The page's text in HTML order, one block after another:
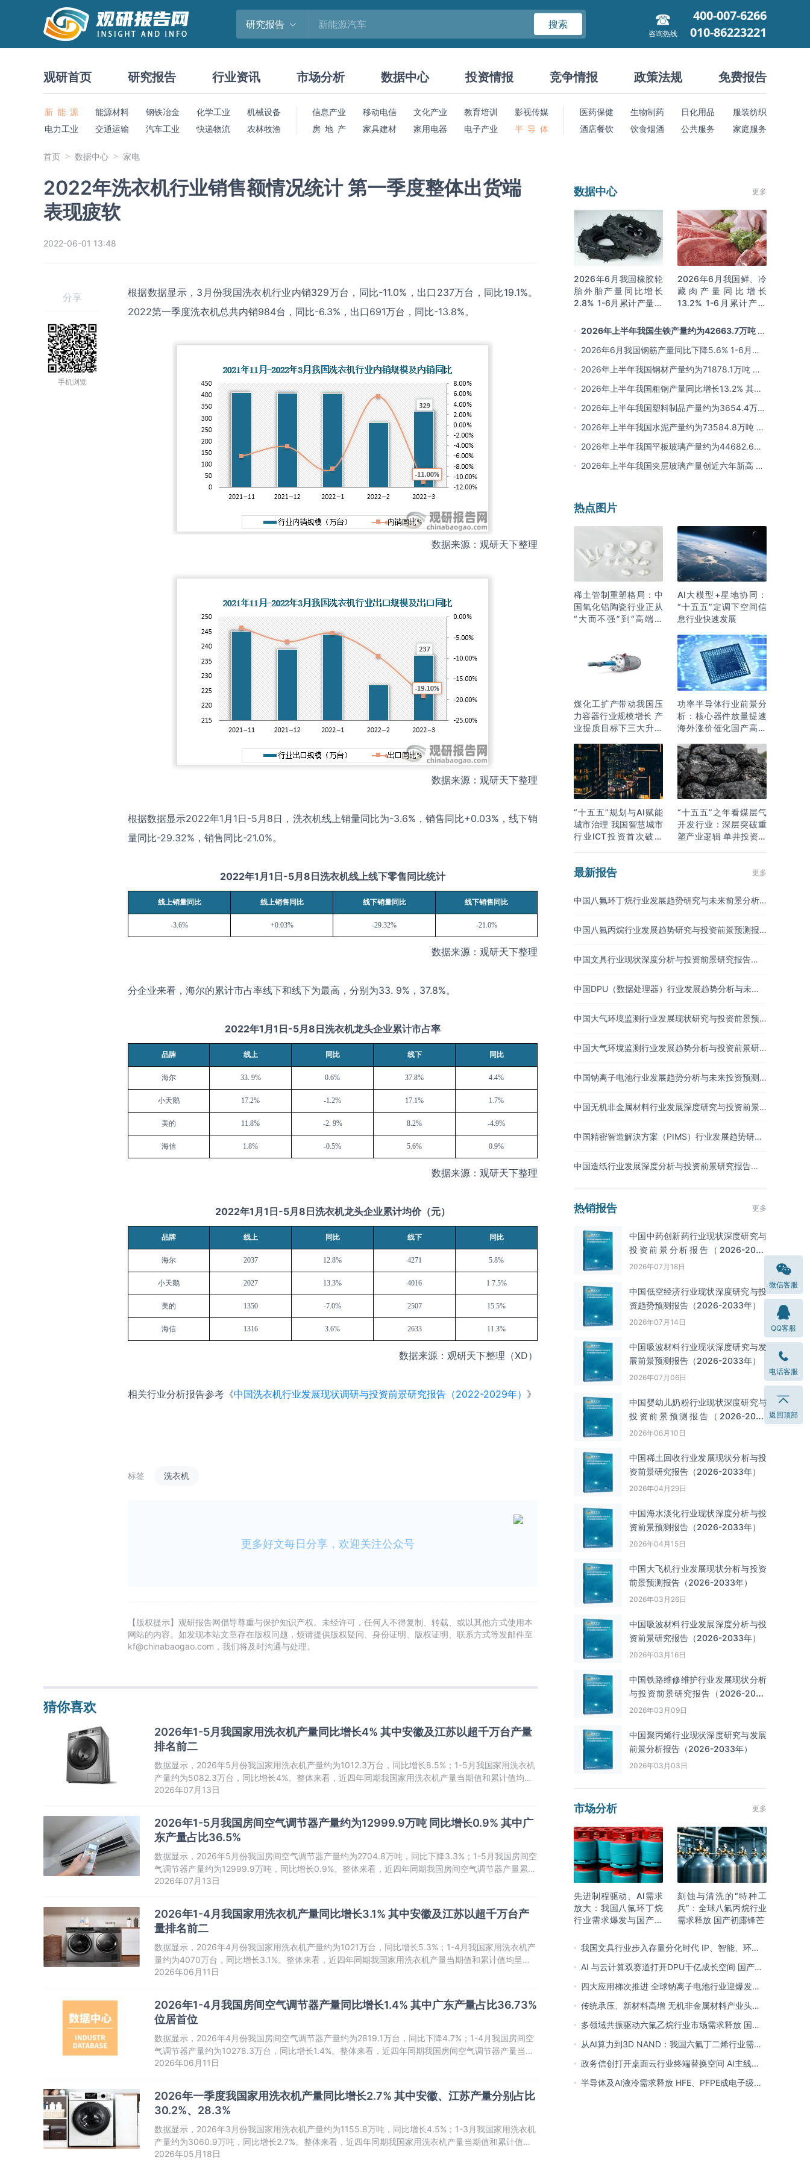
研究报告 搜索
咨询热线
400-007-6266
010-86223221
观研首页 研究报告 行业资讯 市场分析 数据中心 投资情报 竞争情报 政策法规 免费报告
新 能 源 能源材料 钢铁冶金 化学工业
机械设备
电力工业
交通运输 汽车工业 快递物流 农林牧渔
信息产业 移动电信 文化产业 教育培训
影视传媒
房 地 产
家具建材 家用电器 电子产业 半 导 体
医药保健 生物制药 日化用品
服装纺织
酒店餐饮
饮食烟酒 公共服务 家庭服务
首页 数据中心 家电
2022年洗衣机行业销售额情况统计 第一季度整体出货端
表现疲软
2022-06-01 13:48
分享
手机浏览
根据数据显示， 3 月份我国洗衣机行业内销329万台，同比-11.0% ，出口 237万台，同比19.1%。
2022第一季度洗衣机总共内销984台，同比-6.3% ，出口691万台，同比-13.8%。
数据来源：观研天下整理
数据来源：观研天下整理
根据数据显示2022年1月 1日-5月 8日，洗衣机线上销量同比为-3.6% ，销售同比+0.03% ，线下销
量同比-29.32% ，销售同比-21.0%。
2022年1 月 1 日-5月 8 日洗衣机线上线下零售同比统计
线上销量同比 线上销售同比 线下销量同比 线下销售同比
-3.6% +0.03% -29.32% -21.0%
数据来源：观研天下整理
分企业来看，海尔的累计市占率线下和线下为最高，分别为33. 9% ， 37.8%。
2022年1 月 1 日-5月 8 日洗衣机龙头企业累计市占率
品牌 线上 同比 线下 同比
海尔 33. 9% 0.6% 37.8% 4.4%
小天鹅 17.2% -1.2% 17.1% 1.7%
美的 11.8% -2. 9% 8.2% -4.9%
海信 1.8% -0.5% 5.6% 0.9%
数据来源：观研天下整理
2022年1 月 1 日-5月 8 日洗衣机龙头企业累计均价（元）
品牌 线上 同比 线下 同比
海尔 2037 12.8% 4271 5.8%
小天鹅 2027 13.3% 4016 1 7.5%
美的 1350 -7.0% 2507 15.5%
海信 1316 3.6% 2633 11.3%
数据来源：观研天下整理（XD）
相关行业分析报告参考《中国洗衣机行业发展现状调研与投资前景研究报告（2022-2029年） 》
标签 洗衣机
更多好文每日分享，欢迎关注公众号
【版权提示】观研报告网倡导尊重与保护知识产权。未经许可，任何人不得复制、转载、或以其他方式使用本
网站的内容。如发现本站文章存在版权问题，烦请提供版权疑问、身份证明、版权证明、联系方式等发邮件至
kf@chinabaogao.com，我们将及时沟通与处理。
猜你喜欢
2026年1-5月我国家用洗衣机产量同比增长4% 其中安徽及江苏以超千万台产量
排名前二
数据显示，2026年5月份我国家用洗衣机产量约为1012.3万台，同比增长8.5%；1-5月我国家用洗衣机
产量约为5082.3万台，同比增长4%。整体来看，近四年同期我国家用洗衣机产量当期值和累计值均呈
增长走势。
2026年07月13日
2026年1-5月我国房间空气调节器产量约为12999.9万吨 同比增长0.9% 其中广
东产量占比36.5%
数据显示，2026年5月份我国房间空气调节器产量约为2704.8万吨，同比下降3.3%；1-5月我国房间空
气调节器产量约为12999.9万吨，同比增长0.9%。整体来看，近四年同期我国房间空气调节器产量累计
值呈先升后降走势。
2026年07月13日
2026年1-4月我国家用洗衣机产量同比增长3.1% 其中安徽及江苏以超千万台产
量排名前二
数据显示，2026年4月份我国家用洗衣机产量约为1021万台，同比增长5.3%；1-4月我国家用洗衣机产
量约为4070万台，同比增长3.1%。整体来看，近四年同期我国家用洗衣机产量当期值和累计值均呈增
长走势。
2026年06月11日
2026年1-4月我国房间空气调节器产量同比增长1.4% 其中广东产量占比36.73%
位居首位
数据显示，2026年4月份我国房间空气调节器产量约为2819.1万台，同比下降4.7%；1-4月我国房间空
气调节器产量约为10278.3万台，同比增长1.4%。整体来看，近四年同期我国房间空气调节器产量当期
值、累计值均呈先升后降走势。
2026年06月11日
2026年一季度我国家用洗衣机产量同比增长2.7% 其中安徽、江苏产量分别占比
30.2%、28.3%
数据显示，2026年3月份我国家用洗衣机产量约为1155.8万吨，同比增长4.5%；1-3月我国家用洗衣机
产量约为3060.9万吨，同比增长2.7%。整体来看，近四年同期我国家用洗衣机产量当期值和累计值均
呈增长走势。
2026年05月18日
数据中心 更多
2026年6月我国橡胶轮
胎外胎产量同比增长
2.8% 1-6月累计产量同
2026年6月我国鲜、冷
藏肉产量同比增长
13.2% 1-6月累计产量
2026年上半年我国生铁产量约为42663.7万吨 同
比下降2.8% 其中河北产量占比22.7%排名第一
2026年6月我国钢筋产量同比下降5.6% 1-6月累
计产量同比下降10.7%
2026年上半年我国钢材产量约为71878.1万吨 同
比下降0.9% 其中河北以超亿吨产量排名第一
2026年上半年我国粗钢产量同比增长13.2% 其中
河北产量占比21.5%位居首位
2026年上半年我国塑料制品产量约为3654.4万吨
其中江苏、浙江产量分别占比18.9%、16.0%
2026年上半年我国水泥产量约为73584.8万吨 同
比下降8% 其中广东、浙江和安徽分别排名前三
2026年上半年我国平板玻璃产量约为44682.6万
重量箱 同比下降5.7% 其中河北产量最多 占比
2026年上半年我国夹层玻璃产量创近六年新高 约
热点图片
稀土管制重塑格局：中
国氧化铝陶瓷行业正从
“大而不强”到“高端突
AI大模型+星地协同：
“十五五”定调下空间信
息行业快速发展
煤化工扩产带动我国压
力容器行业规模增长 产
业提质目标下三大升级
功率半导体行业前景分
析：核心器件放量提速
海外涨价催化国产高端
“十五五”规划与AI赋能
城市治理 我国智慧城市
行业ICT投资首次破万
“十五五”之年看煤层气
开发行业：深层突破重
塑产业逻辑 单井投资成
最新报告 更多
中国八氟环丁烷行业发展趋势研究与未来前景分析
中国八氟丙烷行业发展趋势研究与投资前景预测报
中国文具行业现状深度分析与投资前景研究报告
中国DPU（数据处理器）行业发展趋势分析与未来
中国大气环境监测行业发展现状研究与投资前景预
中国大气环境监测行业发展趋势分析与投资前景研
中国钠离子电池行业发展趋势分析与未来投资预测
中国无机非金属材料行业发展深度研究与投资前景
中国精密智造解決方案（PIMS）行业发展趋势研究
中国造纸行业发展深度分析与投资前景研究报告
热销报告 更多
中国中药创新药行业现状深度研究与
投资前景分析报告（2026-2033
年）
2026年07月18日
中国低空经济行业现状深度研究与投
资趋势预测报告（2026-2033年）
2026年07月14日
中国吸波材料‌‌‌行业现状深度研究与发
展前景预测报告（2026-2033年）
2026年07月06日
中国婴幼儿奶粉行业现状深度研究与
投资前景预测报告（2026-2033
年）
2026年06月10日
中国‌‌稀土回收‌‌行业发展现状分析与投
资前景研究报告（2026-2033年）
2026年04月29日
中国海水淡化行业现状深度分析与投
资前景预测报告（2026-2033年）
2026年04月15日
中国大飞机行业发展现状分析与投资
前景预测报告（2026-2033年）
2026年03月26日
中国吸波材料行业发展深度分析与投
资前景研究报告（2026-2033年）
2026年03月16日
中国铁路维修维护行业发展现状分析
与投资前景研究报告（2026-2033
年）
2026年03月09日
中国聚丙烯行业现状深度研究与发展
前景分析报告（2026-2033年）
2026年03月03日
市场分析 更多
先进制程驱动、AI需求
放大：我国八氟环丁烷
行业需求爆发与国产替
刻蚀与清洗的“特种工
兵”：全球八氟丙烷行业
需求释放 国产初露锋芒
我国文具行业步入存量分化时代 IP、智能、环保
成企业构建核心竞争力关键
AI 与云计算双赛道打开DPU千亿成长空间 国产厂
商突破技术壁垒迎替代窗口期
四大应用梯次推进 全球钠离子电池行业迎爆发窗
口 中国全链规模化落地领跑商业化
传统承压、新材料高增 无机非金属材料产业头部
向一体化延伸 低碳高能创新转型提速
多领域共振驱动六氟乙烷行业市场需求释放 国产
替代已基本完成
从AI算力到3D NAND：我国六氟丁二烯行业需求
爆发与国产替代进程
政务信创打开桌面云行业终端替换空间 AI主线重
塑竞争逻辑 中国本土厂商全面反超
半导体及AI液冷需求释放 HFE、PFPE成电子级氟
微信客服
QQ客服
电话客服
返回顶部